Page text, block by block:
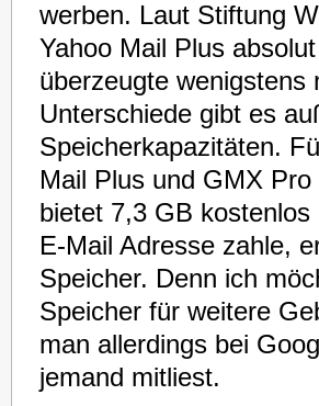
werben. Laut Stiftung
Yahoo Mail Plus
überzeugte wenigstens
Unterschiede gibt es
Speicherkapazitäten.
Mail Plus und GMX
bietet 7,3 GB
E-Mail Adresse zahle,
Speicher. Denn ich
Speicher für weitere
man allerdings bei
jemand mitliest.